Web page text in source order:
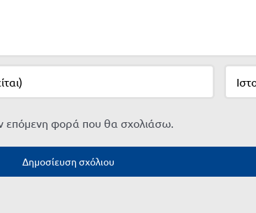
επόμενη φορά που θα σχολιάσω.